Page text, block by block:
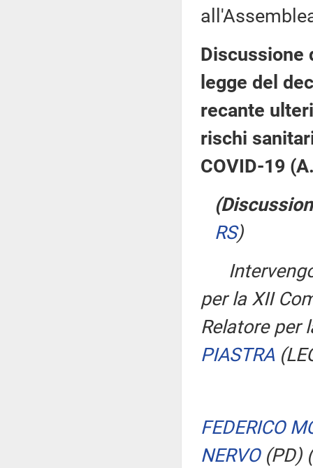
Discussione
legge del
recante
rischi
COVID-19
RS)
per la XII
Relatore per
PIASTRA
FEDERICO
NERVO(PD) (